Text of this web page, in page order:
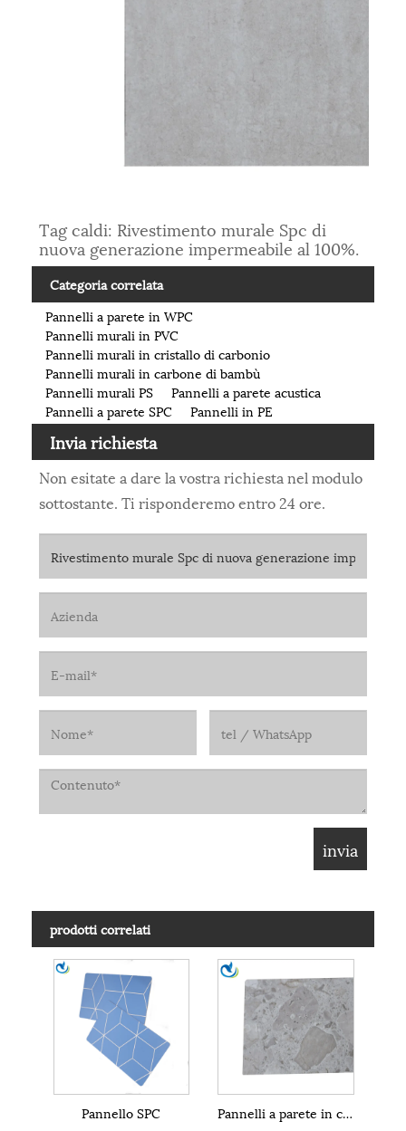
Tag caldi: Rivestimento murale Spc di
nuova generazione impermeabile al 100%.
Categoria correlata
Pannelli a parete in WPC
Pannelli murali in PVC
Pannelli murali in cristallo di carbonio
Pannelli murali in carbone di bambù
Pannelli murali PS
Pannelli a parete acustica
Pannelli a parete SPC
Pannelli in PE
Invia richiesta
Non esitate a dare la vostra richiesta nel modulo
sottostante. Ti risponderemo entro 24 ore.
prodotti correlati
Pannello SPC Pannelli a parete in cristallo in resina PVC SPC